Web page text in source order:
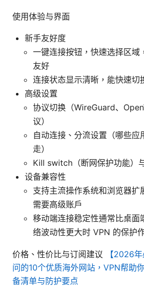
使用体验与界面
新手友好度
一键连接按钮，快速选择区域
友好
连接状态显示清晰，能快速切
高级设置
协议切换（WireGuard、
议）
自动连接、分流设置（哪些应
走）
Kill switch（断网保护功能）
设备兼容性
支持主流操作系统和浏览器扩
需要高级账户
移动端连接稳定性通常比桌面
络波动性更大时 VPN 的保护
价格、性价比与订阅建议
【2026
问的10个优质海外网站，VPN帮助
备清单与防护要点